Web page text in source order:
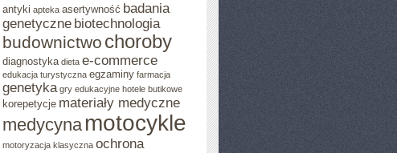
antyki apteka asertywność badania
genetyczne biotechnologia
budownictwo choroby
diagnostyka dieta e-commerce
edukacja turystyczna egzaminy farmacja
genetyka gry edukacyjne hotele butikowe
korepetycje materiały medyczne
medycyna motocykle
motoryzacja klasyczna ochrona